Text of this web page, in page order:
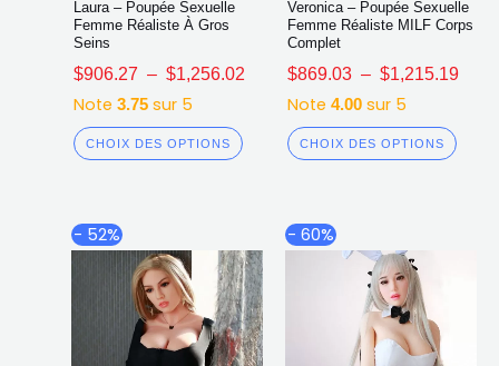
Laura – Poupée Sexuelle
Femme Réaliste À Gros
Seins
$906.27 – $1,256.02
Note 3.75sur 5
CHOIX DES OPTIONS
Veronica – Poupée Sexuelle
Femme Réaliste MILF Corps
Complet
$869.03 – $1,215.19
Note 4.00sur 5
CHOIX DES OPTIONS
- 52%
Plage
de
prix :
$1,191.82
à
$1,435.80
produit
a
plusieurs
variations.
- 60%